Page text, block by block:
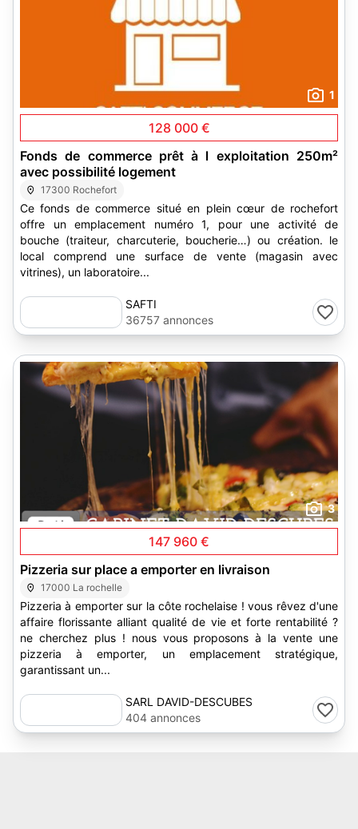
1
128 000 €
Fonds de commerce prêt à l exploitation 250m²
avec possibilité logement
17300 Rochefort
Ce fonds de commerce situé en plein cœur de rochefort
offre un emplacement numéro 1, pour une activité de
bouche (traiteur, charcuterie, boucherie…) ou création. le
local comprend une surface de vente (magasin avec
vitrines), un laboratoire...
SAFTI
36757 annonces
3
147 960 €
Pizzeria sur place a emporter en livraison
17000 La rochelle
Pizzeria à emporter sur la côte rochelaise ! vous rêvez d'une
affaire florissante alliant qualité de vie et forte rentabilité ?
ne cherchez plus ! nous vous proposons à la vente une
pizzeria à emporter, un emplacement stratégique,
garantissant un...
SARL DAVID-DESCUBES
404 annonces